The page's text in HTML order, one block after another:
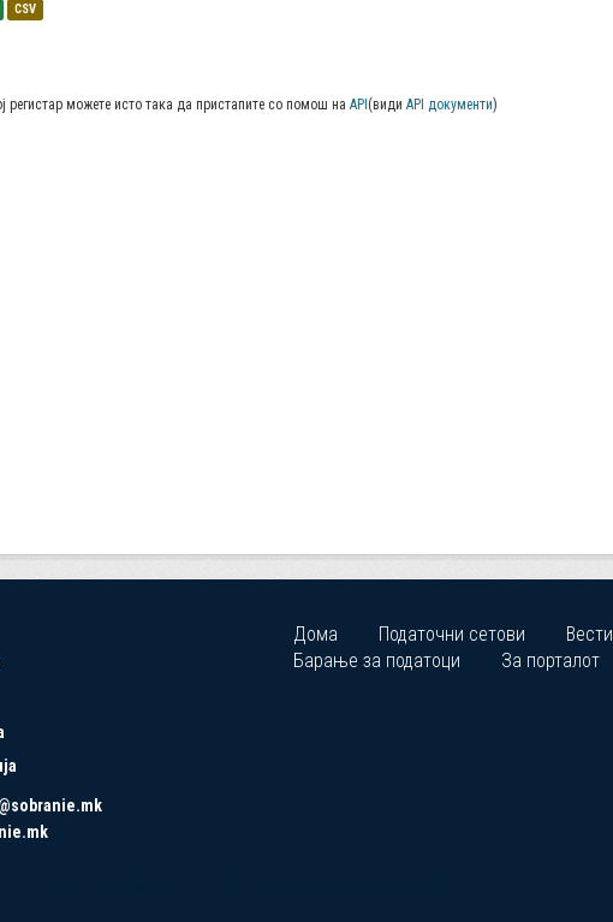
CSV
регистар можете исто така да пристапите со помош на API (види API документи)
Дома Податочни сетови Вести
Барање за податоци
За порталот